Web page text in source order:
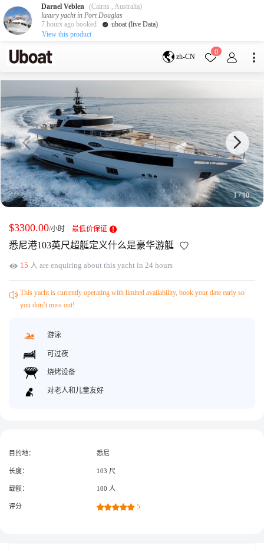
zh-CN
0
目的地
悉尼
布里斯班
凯恩斯
阿德莱德
塔斯马尼亚
珀斯
达尔文
whitsundays
sunshine coast
新西兰
奥克兰
游艇活动
包船海钓
服务
游艇托管
服务条款
关于我们
Guaranteed fish
1/10
$3300.00/小时 最低价保证
悉尼港103英尺超艇定义什么是豪华游艇
15 人 are enquiring about this yacht in 24 hours
This yacht is currently operating with limited availability, book your date early so
you don’t miss out!
游泳
可过夜
烧烤设备
对老人和儿童友好
目的地： 悉尼
长度： 103 尺
载额： 100 人
评分 5
Darnel Veblen (Cairns , Australia)
luxury yacht in Port Douglas
7 hours ago booked
uboat (live Data)
View this product